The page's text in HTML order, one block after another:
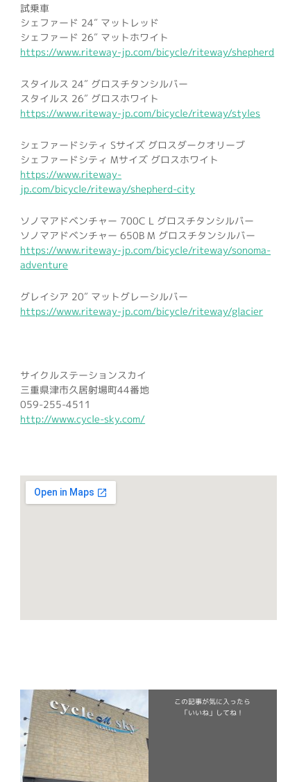
試乗車
シェファード 24″ マットレッド
シェファード 26″ マットホワイト
https://www.riteway-jp.com/bicycle/riteway/shepherd
スタイルス 24″ グロスチタンシルバー
スタイルス 26″ グロスホワイト
https://www.riteway-jp.com/bicycle/riteway/styles
シェファードシティ Sサイズ グロスダークオリーブ
シェファードシティ Mサイズ グロスホワイト
https://www.riteway-
jp.com/bicycle/riteway/shepherd-city
ソノマアドベンチャー 700C L グロスチタンシルバー
ソノマアドベンチャー 650B M グロスチタンシルバー
https://www.riteway-jp.com/bicycle/riteway/sonoma-
adventure
グレイシア 20″ マットグレーシルバー
https://www.riteway-jp.com/bicycle/riteway/glacier
サイクルステーションスカイ
三重県津市久居射場町44番地
059-255-4511
http://www.cycle-sky.com/
この記事が気に入ったら
「いいね」してね！